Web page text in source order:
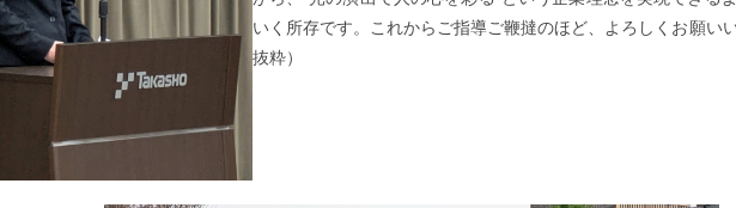
いく所存です。これからご指導ご鞭撻のほど、よろしくお願い
抜粋）